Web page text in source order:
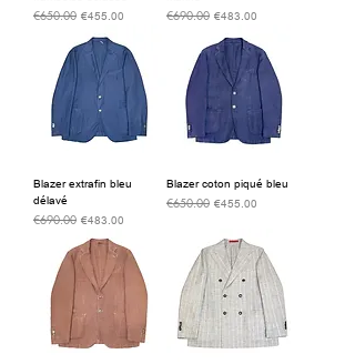
通常価格
€650.00 セール価格
€455.00
通常価格
€690.00 セール価格
€483.00
Blazer extrafin bleu
délavé
通常価格
€690.00 セール価格
€483.00
Blazer coton piqué bleu
通常価格
€650.00 セール価格
€455.00